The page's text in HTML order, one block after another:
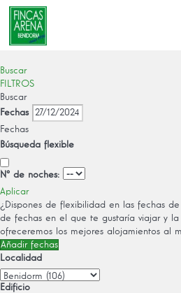
Buscar
FILTROS
Buscar
Fechas
Fechas
Búsqueda flexible
Nº de noches:
Aplicar
¿Dispones de flexibilidad en las fechas de
de fechas en el que te gustaría viajar y
ofreceremos los mejores alojamientos al
Añadir fechas
Localidad
Edificio